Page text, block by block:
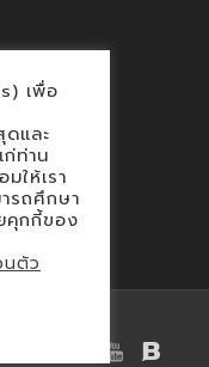
เพื่อ
ดและ
ท่าน
ให้เรา
รถศึกษา
คุกกี้ของ
นตัว